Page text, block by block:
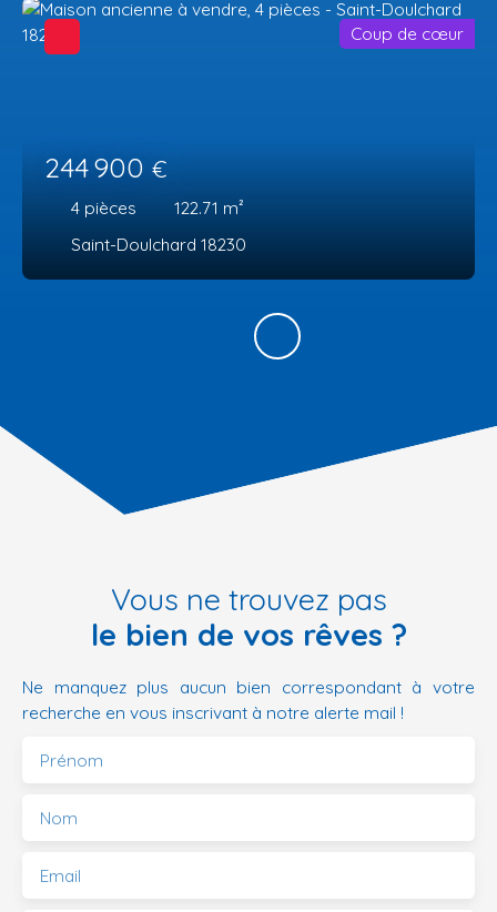
244 900 €
4 pièces 122.71 m²
Saint-Doulchard 18230
Coup de cœur
Vous ne trouvez pas
le bien de vos rêves ?
Ne manquez plus aucun bien correspondant à votre
recherche en vous inscrivant à notre alerte mail !
Prénom
Nom
Email